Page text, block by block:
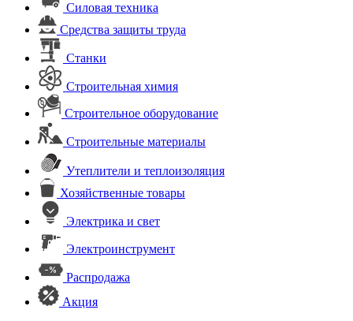
Силовая техника
Средства защиты труда
Станки
Строительная химия
Строительное оборудование
Строительные материалы
Утеплители и теплоизоляция
Хозяйственные товары
Электрика и свет
Электроинструмент
Распродажа
Акция